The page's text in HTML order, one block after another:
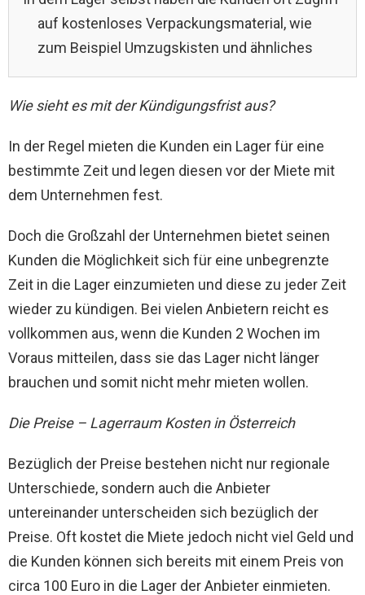
auf kostenloses Verpackungsmaterial, wie
zum Beispiel Umzugskisten und ähnliches
Wie sieht es mit der Kündigungsfrist aus?
In der Regel mieten die Kunden ein Lager für eine
bestimmte Zeit und legen diesen vor der Miete mit
dem Unternehmen fest.
Doch die Großzahl der Unternehmen bietet seinen
Kunden die Möglichkeit sich für eine unbegrenzte
Zeit in die Lager einzumieten und diese zu jeder Zeit
wieder zu kündigen. Bei vielen Anbietern reicht es
vollkommen aus, wenn die Kunden 2 Wochen im
Voraus mitteilen, dass sie das Lager nicht länger
brauchen und somit nicht mehr mieten wollen.
Die Preise – Lagerraum Kosten in Österreich
Bezüglich der Preise bestehen nicht nur regionale
Unterschiede, sondern auch die Anbieter
untereinander unterscheiden sich bezüglich der
Preise. Oft kostet die Miete jedoch nicht viel Geld und
die Kunden können sich bereits mit einem Preis von
circa 100 Euro in die Lager der Anbieter einmieten.